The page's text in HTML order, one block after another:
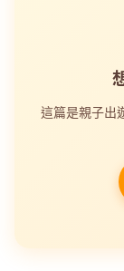
這篇是親子出